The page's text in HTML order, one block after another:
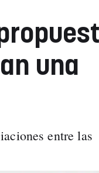
una
entre las